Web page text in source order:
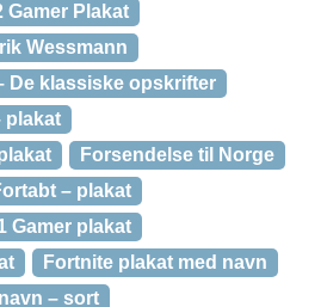
Gamer Plakat
Wessmann
De klassiske opskrifter
plakat
Forsendelse til Norge
– plakat
Gamer plakat
Fortnite plakat med navn
– sort